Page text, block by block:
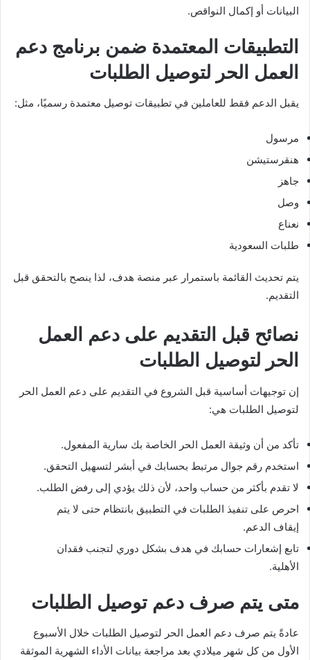
البيانات أو إكمال النواقص.
التطبيقات المعتمدة ضمن برنامج دعم
العمل الحر لتوصيل الطلبات
يقبل الدعم فقط للعاملين في تطبيقات توصيل معتمدة رسميًا، مثل:
مرسول
هنقرستيشن
جاهز
وصل
نعناع
طلبات السعودية
يتم تحديث القائمة باستمرار عبر منصة هدف، لذا ينصح بالتحقق قبل
التقديم.
نصائح قبل التقديم على دعم العمل
الحر لتوصيل الطلبات
إن توجيهات أساسية قبل الشروع في التقديم على دعم العمل الحر
لتوصيل الطلبات هي:
تأكد من أن وثيقة العمل الحر الخاصة بك سارية المفعول.
استخدم رقم جوال مرتبط بحسابك في أبشر لتسهيل التحقق.
لا تقدم بأكثر من حساب واحد، لأن ذلك يؤدي إلى رفض الطلب.
احرص على تنفيذ الطلبات في التطبيق بانتظام حتى لا يتم
إيقاف الدعم.
تابع إشعارات حسابك في هدف بشكل دوري لتجنب فقدان
الأهلية.
متى يتم صرف دعم توصيل الطلبات
عادةً يتم صرف دعم العمل الحر لتوصيل الطلبات خلال الأسبوع
الأول من كل شهر ميلادي بعد مراجعة بيانات الأداء الشهرية الموثقة